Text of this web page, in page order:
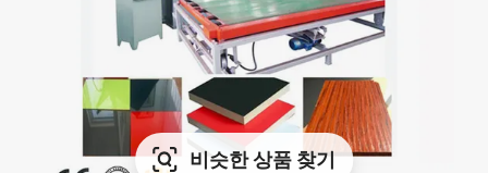
비슷한 상품 찾기